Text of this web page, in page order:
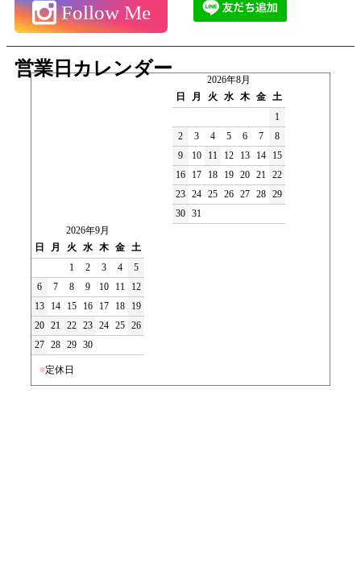
Follow Me
営業日カレンダー
2026年8月
日
月 火 水 木 金 土
1
2
3 4 5 6 7
8
9
10 11 12 13 14
15
16
17 18 19 20 21 22
23 24 25 26 27 28 29
30 31
2026年9月
日
月 火 水 木 金 土
1
2 3 4
5
6
7 8 9 10 11
12
13
14 15 16 17 18
19
20 21 22 23 24 25 26
27 28 29 30
■定休日